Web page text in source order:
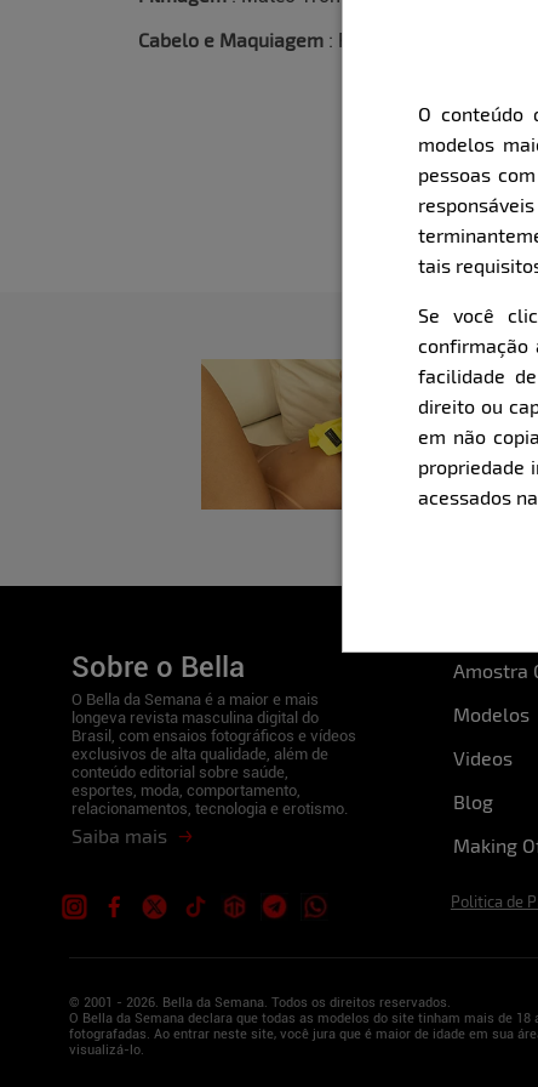
Cabelo e Maquiagem : Pâmella Lummertz
O conteúdo
modelos
pessoas
tais
Se você
confirmação
facilidade
direito ou
em não
propriedade
acessados
Sobre o Bella
O Bella da Semana é a maior e mais
longeva revista masculina digital do
Brasil, com ensaios fotográficos e vídeos
exclusivos de alta qualidade, além de
conteúdo editorial sobre saúde,
esportes, moda, comportamento,
relacionamentos, tecnologia e erotismo.
Saiba mais
Amostra
Modelos
Videos
Blog
Making
Politica de
© 2001 - 2026. Bella da Semana. Todos os direitos reservados.
O Bella da Semana declara que todas as modelos do site tinham mais de 18
fotografadas. Ao entrar neste site, você jura que é maior de idade em sua
visualizá-lo.